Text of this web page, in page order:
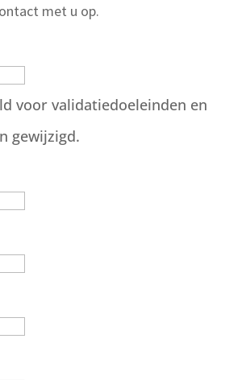
met u op.
voor validatiedoeleinden en
gewijzigd.